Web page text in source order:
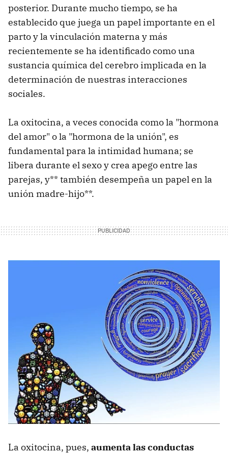
posterior. Durante mucho tiempo, se ha
establecido que juega un papel importante en el
parto y la vinculación materna y más
recientemente se ha identificado como una
sustancia química del cerebro implicada en la
determinación de nuestras interacciones
sociales.
La oxitocina, a veces conocida como la "hormona
del amor" o la "hormona de la unión", es
fundamental para la intimidad humana; se
libera durante el sexo y crea apego entre las
parejas, y** también desempeña un papel en la
unión madre-hijo**.
La oxitocina, pues, aumenta las conductas